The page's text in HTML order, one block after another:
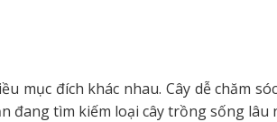
mục đích khác nhau. Cây dễ chăm
đang tìm kiếm loại cây trồng sống lâu